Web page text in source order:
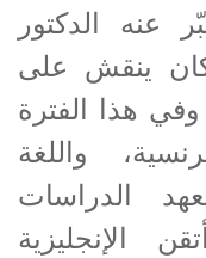
عنه الدكتور
كان ينقش على
وفي هذا الفترة
واللغة
الدراسات
الإنجليزية